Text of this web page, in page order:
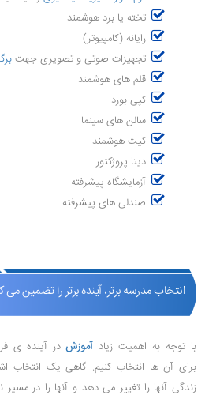
تخته یا برد هوشمند
رایانه (کامپیوتر)
تجهیزات صوتی و تصویری جهت
قلم های هوشمند
کپی بورد
سالن های سینما
کیت هوشمند
دیتا پروژکتور
آزمایشگاه پیشرفته
صندلی های پیشرفته
انتخاب مدرسه برتر، آینده برتر را تضمین می
با توجه به اهمیت زیاد آموزشدر آینده ی
برای آن ها انتخاب کنیم. گاهی یک انتخاب
زندگی آنها را تغییر می دهد و آنها را در مسیر